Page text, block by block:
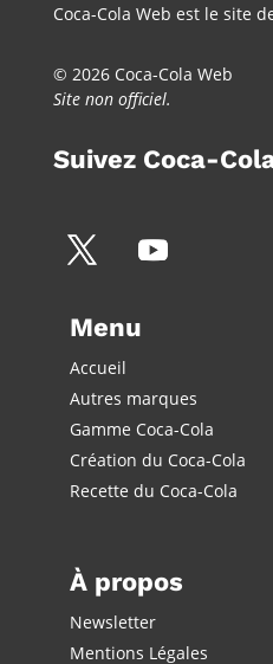
Coca-Cola Web est le site
© 2026 Coca-Cola Web
Site non officiel.
Suivez Coca-
Menu
Accueil
Autres marques
Gamme Coca-Cola
Création du Coca-Cola
Recette du Coca-Cola
À propos
Newsletter
Mentions Légales